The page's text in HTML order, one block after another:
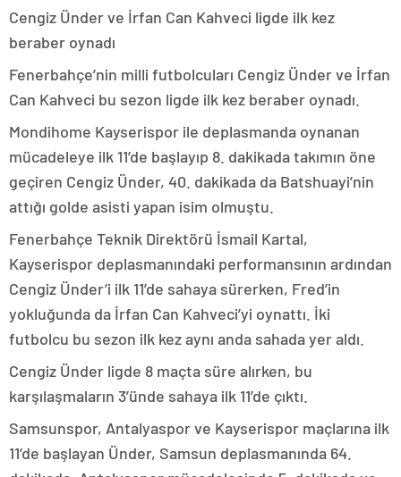
Cengiz Ünder ve İrfan Can Kahveci ligde ilk kez
beraber oynadı
Fenerbahçe’nin milli futbolcuları Cengiz Ünder ve İrfan
Can Kahveci bu sezon ligde ilk kez beraber oynadı.
Mondihome Kayserispor ile deplasmanda oynanan
mücadeleye ilk 11’de başlayıp 8. dakikada takımın öne
geçiren Cengiz Ünder, 40. dakikada da Batshuayi’nin
attığı golde asisti yapan isim olmuştu.
Fenerbahçe Teknik Direktörü İsmail Kartal,
Kayserispor deplasmanındaki performansının ardından
Cengiz Ünder’i ilk 11’de sahaya sürerken, Fred’in
yokluğunda da İrfan Can Kahveci’yi oynattı. İki
futbolcu bu sezon ilk kez aynı anda sahada yer aldı.
Cengiz Ünder ligde 8 maçta süre alırken, bu
karşılaşmaların 3’ünde sahaya ilk 11’de çıktı.
Samsunspor, Antalyaspor ve Kayserispor maçlarına ilk
11’de başlayan Ünder, Samsun deplasmanında 64.